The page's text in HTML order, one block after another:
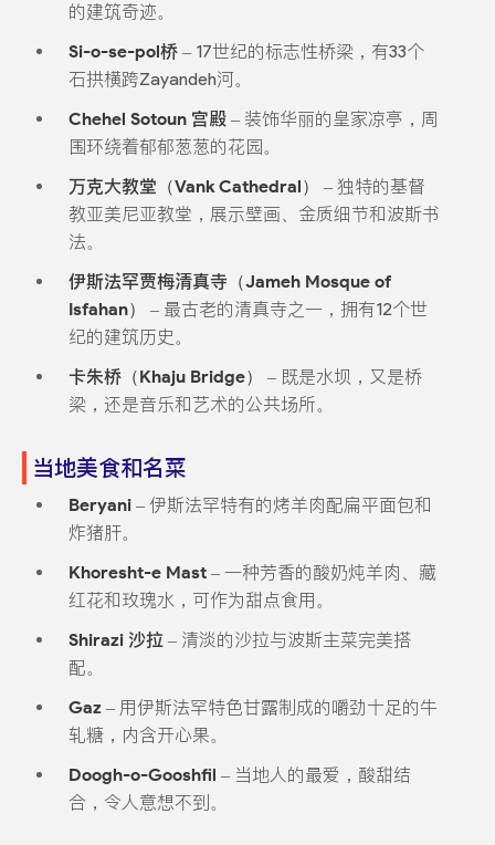
的建筑奇迹。
Si-o-se-pol桥– 17世纪的标志性桥梁，有33个
石拱横跨Zayandeh河。
Chehel Sotoun 宫殿– 装饰华丽的皇家凉亭，周
围环绕着郁郁葱葱的花园。
万克大教堂（Vank Cathedral）
– 独特的基督
教亚美尼亚教堂，展示壁画、金质细节和波斯书
法。
伊斯法罕贾梅清真寺（Jameh Mosque of
Isfahan）
– 最古老的清真寺之一，拥有12个世
纪的建筑历史。
卡朱桥（Khaju Bridge）
– 既是水坝，又是桥
梁，还是音乐和艺术的公共场所。
当地美食和名菜
Beryani– 伊斯法罕特有的烤羊肉配扁平面包和
炸猪肝。
Khoresht-e Mast– 一种芳香的酸奶炖羊肉、藏
红花和玫瑰水，可作为甜点食用。
Shirazi 沙拉– 清淡的沙拉与波斯主菜完美搭
配。
Gaz– 用伊斯法罕特色甘露制成的嚼劲十足的牛
轧糖，内含开心果。
Doogh-o-Gooshfil – 当地人的最爱，酸甜结
合，令人意想不到。